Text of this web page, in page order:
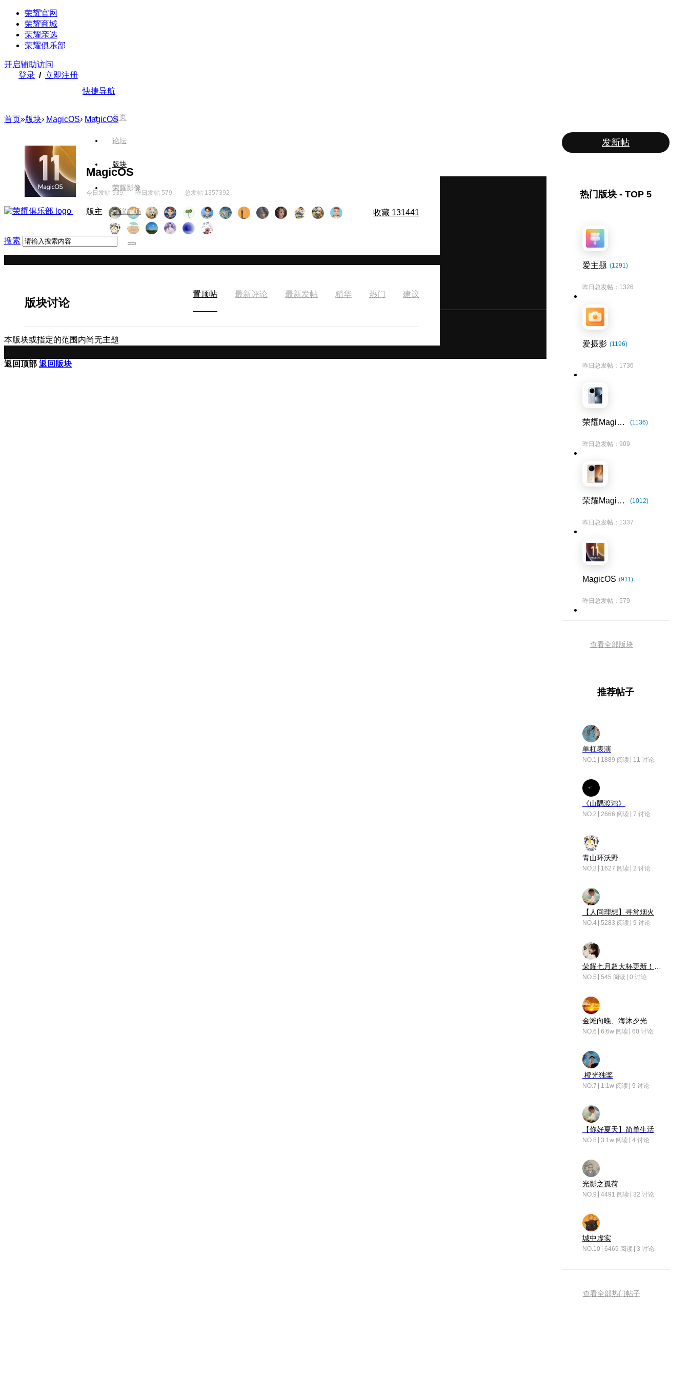
荣耀官网
荣耀商城
荣耀亲选
荣耀俱乐部
开启辅助访问
登录 / 立即注册
快捷导航
首页
论坛
版块
荣耀影像
建议广场
搜索
首页»版块› MagicOS› MagicOS
MagicOS
今日发帖 939 昨日发帖 579 总发帖 1357392
版主 收藏 131441
版块讨论
置顶帖 最新评论 最新发帖 精华 热门 建议
本版块或指定的范围内尚无主题
发新帖
热门版块 - TOP 5
爱主题 (1291)
昨日总发帖：1326
爱摄影 (1196)
昨日总发帖：1736
荣耀Magic7系列 (1136)
昨日总发帖：909
荣耀Magic8系列 (1012)
昨日总发帖：1337
MagicOS (911)
昨日总发帖：579
查看全部版块
推荐帖子
单杠表演
NO.1 1889 阅读 11 讨论
《山隅渡鸿》
NO.2 2666 阅读 7 讨论
青山环沃野
NO.3 1627 阅读 2 讨论
【人间理想】寻常烟火
NO.4 5283 阅读 9 讨论
NO.5 545 阅读 0 讨论
金滩向晚、海沐夕光
NO.6 6.6w 阅读 60 讨论
橙光独桨
NO.7 1.1w 阅读 9 讨论
【你好夏天】简单生活
NO.8 3.1w 阅读 4 讨论
光影之孤荷
NO.9 4491 阅读 32 讨论
城中虚实
NO.10 6469 阅读 3 讨论
查看全部热门帖子
返回顶部 返回版块